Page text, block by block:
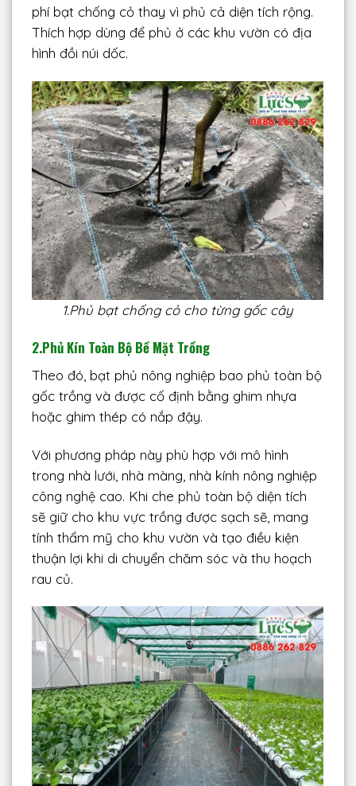
phí bạt chống cỏ thay vì phủ cả diện tích rộng.
Thích hợp dùng để phủ ở các khu vườn có địa
hình đồi núi dốc.
1.Phủ bạt chống cỏ cho từng gốc cây
2.Phủ Kín Toàn Bộ Bề Mặt Trồng
Theo đó, bạt phủ nông nghiệp bao phủ toàn bộ
gốc trồng và được cố định bằng ghim nhựa
hoặc ghim thép có nắp đậy.
Với phương pháp này phù hợp với mô hình
trong nhà lưới, nhà màng, nhà kính nông nghiệp
công nghệ cao. Khi che phủ toàn bộ diện tích
sẽ giữ cho khu vực trồng được sạch sẽ, mang
tính thẩm mỹ cho khu vườn và tạo điều kiện
thuận lợi khi di chuyển chăm sóc và thu hoạch
rau củ.